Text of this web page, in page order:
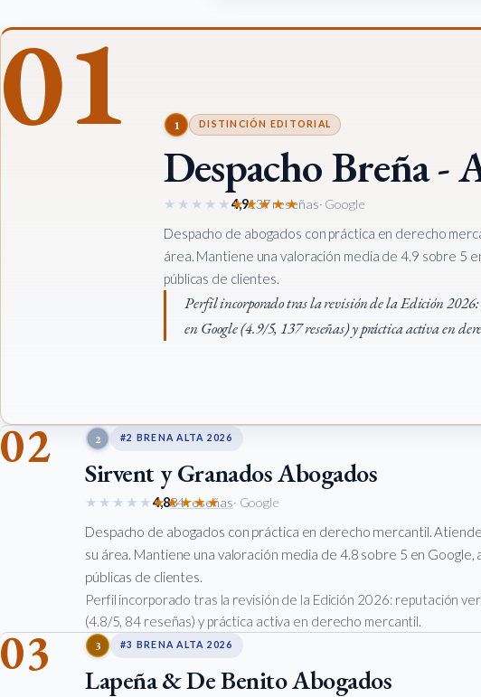
01 1 DISTINCIÓN EDITORIAL
Despacho Breña -
★★★★★★★★★★
4,9137 reseñas· Google
Despacho de abogados con práctica en derecho
área. Mantiene una valoración media de 4.9 sobre 5
públicas de clientes.
Perfil incorporado tras la revisión de la Edición
en Google (4.9/5, 137 reseñas) y práctica activa en
02 2 #2 BRENA ALTA 2026
Sirvent y Granados Abogados
★★★★★★★★★★
4,884 reseñas· Google
Despacho de abogados con práctica en derecho mercantil.
su área. Mantiene una valoración media de 4.8 sobre 5 en Google,
públicas de clientes.
Perfil incorporado tras la revisión de la Edición 2026: reputación
(4.8/5, 84 reseñas) y práctica activa en derecho mercantil.
03 3 #3 BRENA ALTA 2026
Lapeña & De Benito Abogados